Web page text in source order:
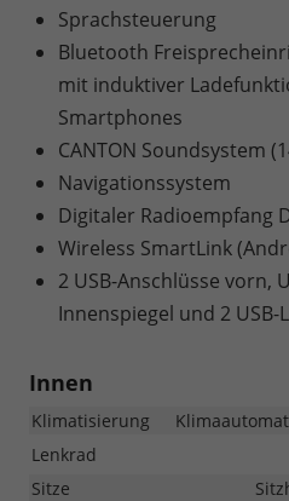
Sprachsteuerung
Bluetooth
mit induktiver
Smartphones
CANTON Soundsystem
Navigationssystem
Digitaler Radioempfang
Wireless SmartLink
2 USB-Anschlüsse vorn,
Innenspiegel und 2
Innen
Klimatisierung
Lenkrad
Sitze